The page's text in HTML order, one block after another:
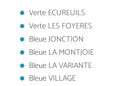
Verte ECUREUILS
Verte LES FOYERES
Bleue JONCTION
Bleue LA MONTJOIE
Bleue LA VARIANTE
Bleue VILLAGE